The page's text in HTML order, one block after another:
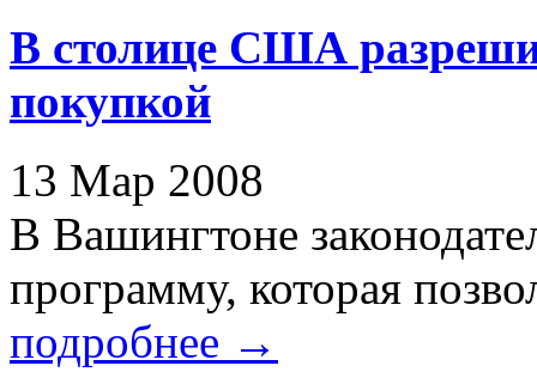
В столице США
покупкой
13 Мар 2008
В Вашингтоне
программу, которая
подробнее →